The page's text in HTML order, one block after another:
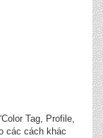
Tag, Profile,
các cách khác